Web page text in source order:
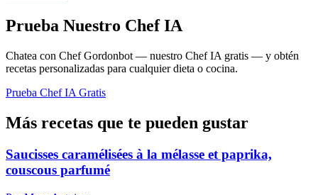
Prueba Nuestro Chef IA
Chatea con Chef Gordonbot — nuestro Chef IA gratis — y obtén
recetas personalizadas para cualquier dieta o cocina.
Prueba Chef IA Gratis
Más recetas que te pueden gustar
Saucisses caramélisées à la mélasse et paprika,
couscous parfumé